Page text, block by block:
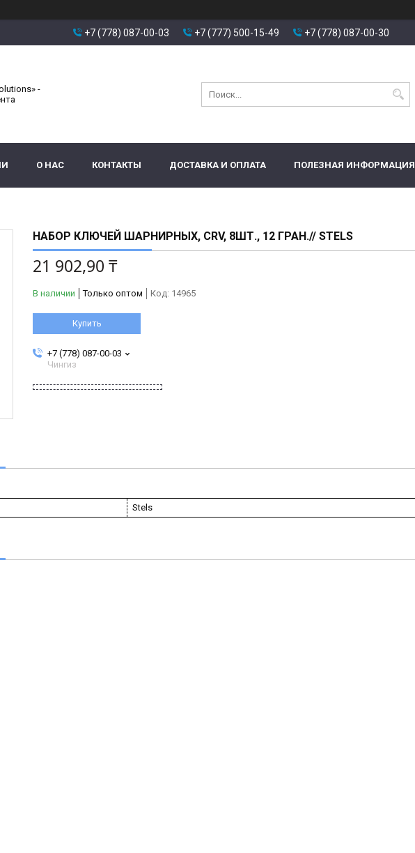
+7 (778) 087-00-03 +7 (777) 500-15-49 +7 (778) 087-00-30
-
О НАС КОНТАКТЫ ДОСТАВКА И ОПЛАТА ПОЛЕЗНАЯ ИНФОРМАЦИЯ
НАБОР КЛЮЧЕЙ ШАРНИРНЫХ, CRV, 8ШТ., 12 ГРАН.// STELS
21 902,90 ₸
В наличии Только оптом Код: 14965
Купить
+7 (778) 087-00-03
Чингиз
Stels